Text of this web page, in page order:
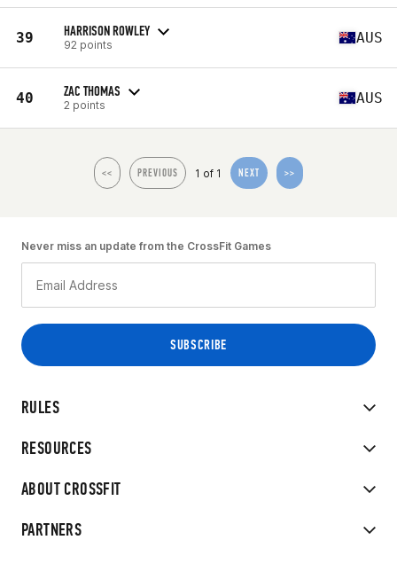
39 HARRISON ROWLEY
92 points AUS
40 ZAC THOMAS
2 points AUS
<< PREVIOUS 1 of 1 NEXT >>
RULES
RESOURCES
ABOUT CROSSFIT
PARTNERS
Never miss an update from the CrossFit Games